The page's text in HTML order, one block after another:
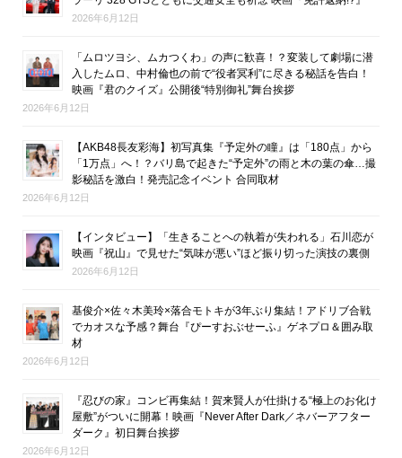
2026年6月12日
「ムロツヨシ、ムカつくわ」の声に歓喜！？変装して劇場に潜
入したムロ、中村倫也の前で“役者冥利”に尽きる秘話を告白！
映画『君のクイズ』公開後“特別御礼”舞台挨拶
2026年6月12日
【AKB48長友彩海】初写真集『予定外の瞳』は「180点」から
「1万点」へ！？バリ島で起きた“予定外”の雨と木の葉の傘…撮
影秘話を激白！発売記念イベント 合同取材
2026年6月12日
【インタビュー】「生きることへの執着が失われる」石川恋が
映画『祝山』で見せた“気味が悪い”ほど振り切った演技の裏側
2026年6月12日
基俊介×佐々木美玲×落合モトキが3年ぶり集結！アドリブ合戦
でカオスな予感？舞台『ぴーすおぶせーふ』ゲネプロ＆囲み取
材
2026年6月12日
『忍びの家』コンビ再集結！賀来賢人が仕掛ける“極上のお化け
屋敷”がついに開幕！映画『Never After Dark／ネバーアフター
ダーク』初日舞台挨拶
2026年6月12日